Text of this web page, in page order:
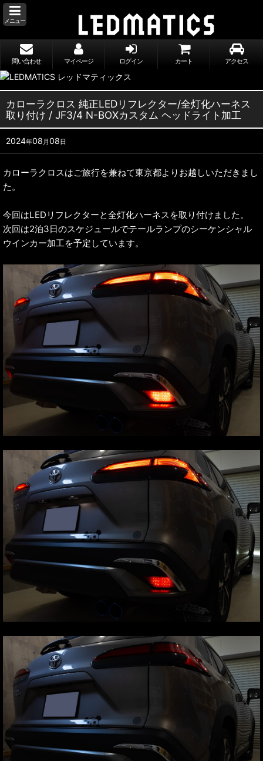
メニュー
問い合わせ マイページ ログイン カート アクセス
カローラクロス 純正LEDリフレクター/全灯化ハーネス
取り付け / JF3/4 N-BOXカスタム ヘッドライト加工
2024年08 月08日
カローラクロスはご旅行を兼ねて東京都よりお越しいただきまし
た。
今回はLEDリフレクターと全灯化ハーネスを取り付けました。
次回は2泊3日のスケジュールでテールランプのシーケンシャル
ウインカー加工を予定しています。